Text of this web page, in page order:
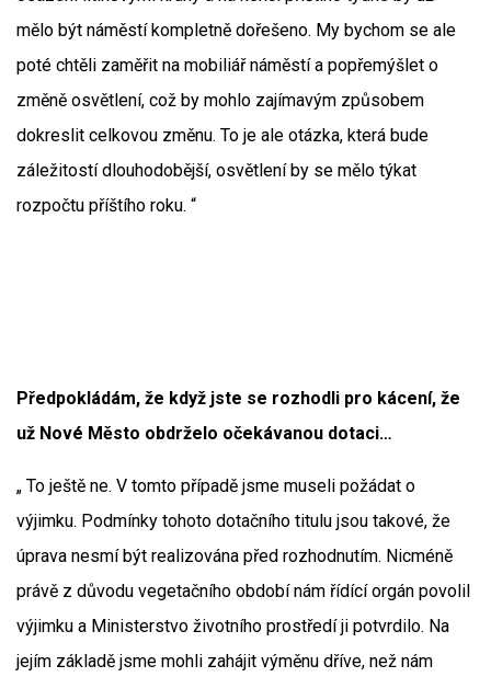
mělo být náměstí kompletně dořešeno. My bychom se ale
poté chtěli zaměřit na mobiliář náměstí a popřemýšlet o
změně osvětlení, což by mohlo zajímavým způsobem
dokreslit celkovou změnu. To je ale otázka, která bude
záležitostí dlouhodobější, osvětlení by se mělo týkat
rozpočtu příštího roku. “
Předpokládám, že když jste se rozhodli pro kácení, že
už Nové Město obdrželo očekávanou dotaci…
„ To ještě ne. V tomto případě jsme museli požádat o
výjimku. Podmínky tohoto dotačního titulu jsou takové, že
úprava nesmí být realizována před rozhodnutím. Nicméně
právě z důvodu vegetačního období nám řídící orgán povolil
výjimku a Ministerstvo životního prostředí ji potvrdilo. Na
jejím základě jsme mohli zahájit výměnu dříve, než nám